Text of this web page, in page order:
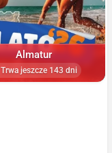
Almatur
Trwa jeszcze 143 dni